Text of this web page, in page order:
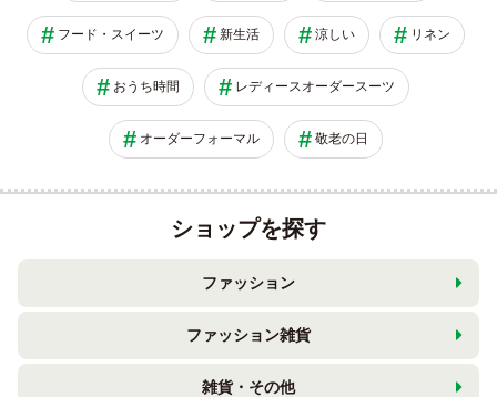
フード・スイーツ 新生活 涼しい リネン
おうち時間 レディースオーダースーツ
オーダーフォーマル 敬老の日
ショップを探す
ファッション
ファッション雑貨
雑貨・その他